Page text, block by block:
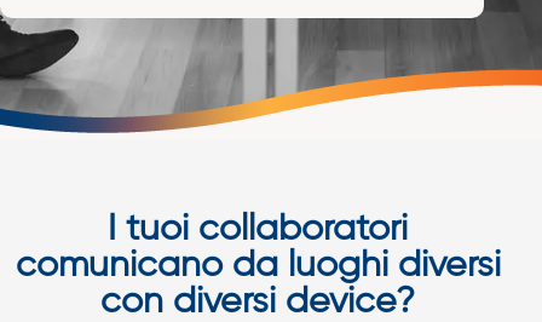
I tuoi collaboratori
comunicano da luoghi diversi
con diversi device?